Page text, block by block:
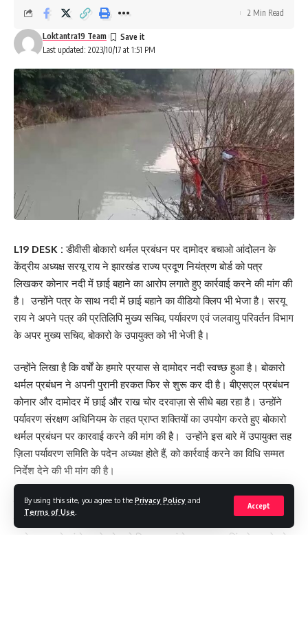
By using this site, you agree to the Privacy Policy and
Terms of Use
Accept
Last updated: 2023/10/17 at 1:51 PM
Loktantra19 Team
2 Min Read
L19 DESK :डीवीसी बोकारो थर्मल प्रबंधन पर दामोदर बचाओ आंदोलन के
केंद्रीय अध्यक्ष सरयू राय ने झारखंड राज्य प्रदूण नियंत्रण बोर्ड को पत्र
लिखकर कोनार नदी में छाई बहाने का आरोप लगाते हुए कार्रवाई करने की मांग की
है। उन्होंने पत्र के साथ नदी में छाई बहाने का वीडियो क्लिप भी भेजा है। सरयू
राय ने अपने पत्र की प्रतिलिपि मुख्य सचिव, पर्यावरण एवं जलवायु परिवर्तन विभाग
के अपर मुख्य सचिव, बोकारो के उपायुक्त को भी भेजी है।
उन्होंने लिखा है कि वर्षों के हमारे प्रयास से दामोदर नदी स्वच्छ हुआ है। बोकारो
थर्मल प्रबंधन ने अपनी पुरानी हरकत फिर से शुरू कर दी है। बीएसएल प्रबंधन
कोनार और दामोदर में छाई और राख चोर दरवाज़ा से सीधे बहा रहा है। उन्होंने
पर्यावरण संरक्षण अधिनियम के तहत प्राप्त शक्तियों का उपयोग करते हुए बोकारो
थर्मल प्रबंधन पर कारवाई करने की मांग की है। उन्होंने इस बारे में उपायुक्त सह
ज़िला पर्यावरण समिति के पदेन अध्यक्ष होते हैं, को कार्रवाई करने का विधि सम्मत
निर्देश देने की भी मांग की है।
बोकारो थर्मल स्थित डीवीसी के 500 मेगावाट वाले पावर प्लांट से कोनार नदी से
छाई बहा कर कोनार एवं दामोदर नदी के जल को प्रदूषित किया जा रहा है।
दामोदर बचाओ आंदोलन के बोकारो जिला सह संयोजक श्रवण सिंह ने मामले को